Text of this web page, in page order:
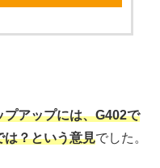
アップには、G402で
は？という意見でした。